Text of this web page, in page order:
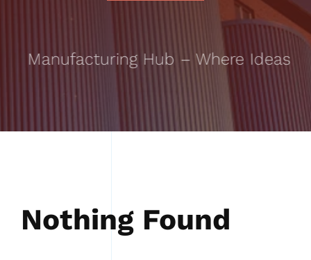
Manufacturing Hub – Where Ideas
Nothing Found